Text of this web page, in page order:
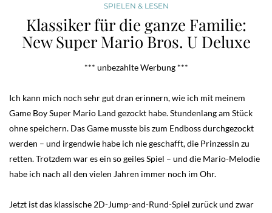
SPIELEN & LESEN
Klassiker für die ganze Familie:
New Super Mario Bros. U Deluxe
*** unbezahlte Werbung ***
Ich kann mich noch sehr gut dran erinnern, wie ich mit meinem
Game Boy Super Mario Land gezockt habe. Stundenlang am Stück
ohne speichern. Das Game musste bis zum Endboss durchgezockt
werden – und irgendwie habe ich nie geschafft, die Prinzessin zu
retten. Trotzdem war es ein so geiles Spiel – und die Mario-Melodie
habe ich nach all den vielen Jahren immer noch im Ohr.
Jetzt ist das klassische 2D-Jump-and-Rund-Spiel zurück und zwar